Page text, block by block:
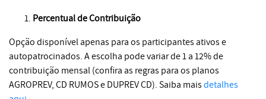
Percentual de Contribuição
Opção disponível apenas para os participantes ativos e
autopatrocinados. A escolha pode variar de 1 a 12% de
contribuição mensal (confira as regras para os planos
AGROPREV, CD RUMOS e DUPREV CD). Saiba mais detalhes